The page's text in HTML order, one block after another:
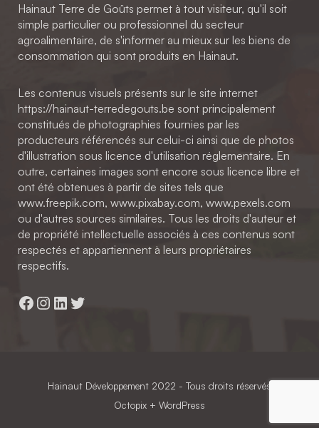
Hainaut Terre de Goûts permet à tout visiteur, qu'il soit
simple particulier ou professionnel du secteur
agroalimentaire, de s'informer au mieux sur les biens de
consommation qui sont produits en Hainaut.
Les contenus visuels présents sur le site internet
https://hainaut-terredegouts.be sont principalement
constitués de photographies fournies par les
producteurs référencés sur celui-ci ainsi que de photos
d'illustration sous licence d'utilisation réglementaire. En
outre, certaines images sont encore sous licence libre et
ont été obtenues à partir de sites tels que
www.freepik.com, www.pixabay.com, www.pexels.com
ou d'autres sources similaires. Tous les droits d'auteur et
de propriété intellectuelle associés à ces contenus sont
respectés et appartiennent à leurs propriétaires
respectifs.
Facebook
Instagram
LinkedIn
Twitter
Hainaut Développement 2022 - Tous droits réservés
Octopix + WordPress